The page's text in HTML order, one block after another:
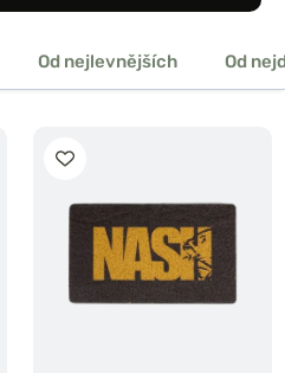
Od nejlevnějších Od